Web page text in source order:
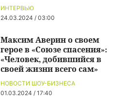
ИНТЕРВЬЮ
24.03.2024 / 03:00
НОВОСТИ ШОУ-БИЗНЕСА
01.03.2024 / 17:40
Максим Аверин о своем
герое в «Союзе спасения»:
«Человек, добившийся в
своей жизни всего сам»